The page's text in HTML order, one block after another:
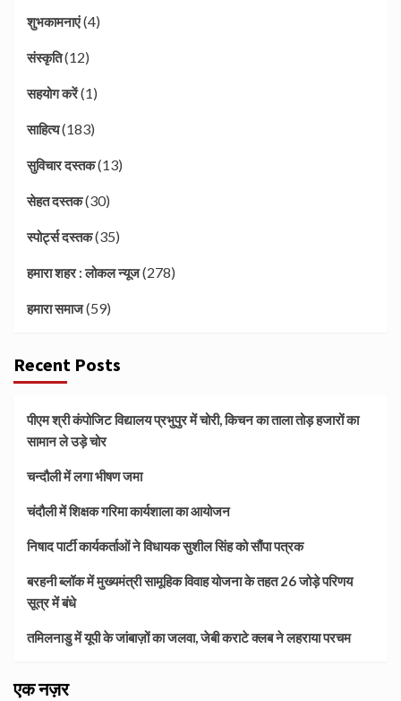
शुभकामनाएं(4)
संस्कृति(12)
सहयोग करें(1)
साहित्य(183)
सुविचार दस्तक(13)
सेहत दस्तक(30)
स्पोर्ट्स दस्तक(35)
हमारा शहर : लोकल न्यूज(278)
हमारा समाज(59)
Recent Posts
पीएम श्री कंपोजिट विद्यालय प्रभुपुर में चोरी, किचन का ताला तोड़ हजारों का
सामान ले उड़े चोर
चन्दौली में लगा भीषण जमा
चंदौली में शिक्षक गरिमा कार्यशाला का आयोजन
निषाद पार्टी कार्यकर्ताओं ने विधायक सुशील सिंह को सौंपा पत्रक
बरहनी ब्लॉक में मुख्यमंत्री सामूहिक विवाह योजना के तहत 26 जोड़े परिणय
सूत्र में बंधे
तमिलनाडु में यूपी के जांबाज़ों का जलवा, जेबी कराटे क्लब ने लहराया परचम
एक नज़र